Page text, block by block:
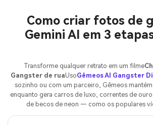
Como criar fotos de
Gemini AI em 3
Transforme qualquer retrato em um filme
Gangster de ruaUsoGêmeos AI Gangster
sozinho ou com um parceiro, Gêmeos
enquanto gera carros de luxo, correntes de
de becos de neon — como os populares